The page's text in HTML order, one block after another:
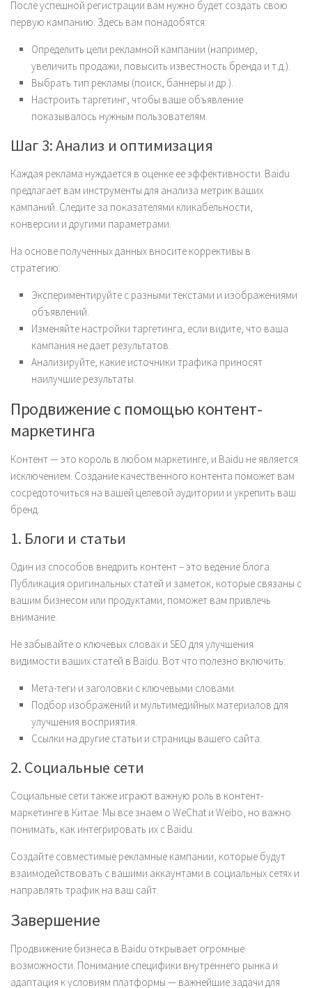
После успешной регистрации вам нужно будет создать свою
первую кампанию. Здесь вам понадобятся:
Определить цели рекламной кампании (например,
увеличить продажи, повысить известность бренда и т.д.).
Выбрать тип рекламы (поиск, баннеры и др.).
Настроить таргетинг, чтобы ваше объявление
показывалось нужным пользователям.
Шаг 3: Анализ и оптимизация
Каждая реклама нуждается в оценке ее эффективности. Baidu
предлагает вам инструменты для анализа метрик ваших
кампаний. Следите за показателями кликабельности,
конверсии и другими параметрами.
На основе полученных данных вносите коррективы в
стратегию:
Экспериментируйте с разными текстами и изображениями
объявлений.
Изменяйте настройки таргетинга, если видите, что ваша
кампания не дает результатов.
Анализируйте, какие источники трафика приносят
наилучшие результаты.
Продвижение с помощью контент-
маркетинга
Контент — это король в любом маркетинге, и Baidu не является
исключением. Создание качественного контента поможет вам
сосредоточиться на вашей целевой аудитории и укрепить ваш
бренд.
1. Блоги и статьи
Один из способов внедрить контент – это ведение блога.
Публикация оригинальных статей и заметок, которые связаны с
вашим бизнесом или продуктами, поможет вам привлечь
внимание.
Не забывайте о ключевых словах и SEO для улучшения
видимости ваших статей в Baidu. Вот что полезно включить:
Мета-теги и заголовки с ключевыми словами.
Подбор изображений и мультимедийных материалов для
улучшения восприятия.
Ссылки на другие статьи и страницы вашего сайта.
2. Социальные сети
Социальные сети также играют важную роль в контент-
маркетинге в Китае. Мы все знаем о WeChat и Weibo, но важно
понимать, как интегрировать их с Baidu.
Создайте совместимые рекламные кампании, которые будут
взаимодействовать с вашими аккаунтами в социальных сетях и
направлять трафик на ваш сайт.
Завершение
Продвижение бизнеса в Baidu открывает огромные
возможности. Понимание специфики внутреннего рынка и
адаптация к условиям платформы — важнейшие задачи для